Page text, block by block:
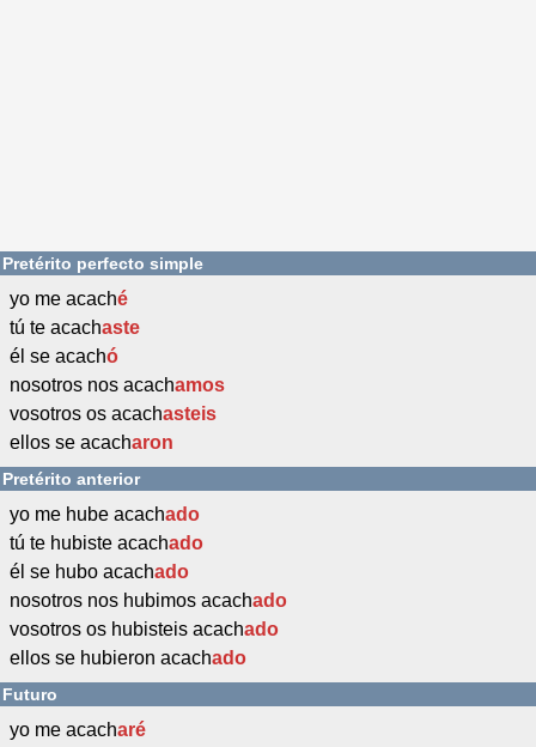
Pretérito perfecto simple
yo me acaché
tú te acachaste
él se acachó
nosotros nos acachamos
vosotros os acachasteis
ellos se acacharon
Pretérito anterior
yo me hube acachado
tú te hubiste acachado
él se hubo acachado
nosotros nos hubimos acachado
vosotros os hubisteis acachado
ellos se hubieron acachado
Futuro
yo me acacharé